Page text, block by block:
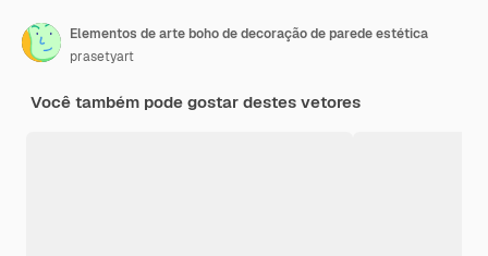
Elementos de arte boho de decoração de parede estética
prasetyart
Você também pode gostar destes vetores